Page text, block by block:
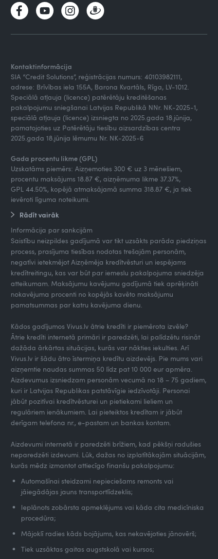
Kontaktinformācija
SIA “Credit Solutions”, reģistrācijas numurs: 40103982111,
adrese: Brīvības iela 155A, Barona Kvartāls, Rīga, LV-1012.
Speciālā atļauja (licence) patērētāju kreditēšanas
pakalpojumu sniegšanai Latvijas Republikā NNr. NK-2025-1,
speciālā atļauja (licence) izsniegta no 2025.gada 18.jūnija,
pamatojoties uz Patērētāju tiesību aizsardzības centra
2025.gada 18.jūnija lēmumu Nr. NK-2025-6
Gada procentu likme (GPL)
Uzskatāms piemērs: Aizņemoties 300 € uz 3 mēnešiem,
procentu maksājums 18.87 €, aizņēmuma likme 37.37%,
GPL 44.50%, kopējā atmaksājamā summa 318.87 €, ja tiek
ievēroti līguma noteikumi.
Rādīt vairāk
Informācija par sankcijām
Saistību neizpildes gadījumā var tikt uzsākts parāda piedziņas
process, prasījuma tiesības nodotas trešajām personām,
negatīvi ietekmējot Aizņēmēja kredītvēsturi un iespējams
kredītreitingu, kas var būt par iemeslu pakalpojuma sniedzēja
atteikumam. Maksājumu kavējumu gadījumā tiek aprēķināti
nokavējuma procenti no kopējās kavēto maksājumu
pamatsummas par katru kavējuma dienu.
Kādos gadījumos Vivus.lv ātrie kredīti ir piemērota izvēle?
Ātrie kredīti internetā primāri ir paredzēti, lai palīdzētu risināt
dažāda ārkārtas situācijas, kurās var nākties iekulties. Arī
Vivus.lv ir šādu ātro īstermiņa kredītu aizdevējs. Pie mums vari
aizņemtie naudas summas 50 līdz pat 10 000 eur apmēra.
Aizdevumus izsniedzam personām vecumā no 18 – 75 gadiem,
kuri ir Latvijas Republikas patstāvīgie iedzīvotāji. Personai
jābūt pozitīvai kredītvēsturei un pietiekami lieliem un
regulāriem ienākumiem. Lai pieteiktos kredītam ir jābūt
derīgam telefona nr., e-pastam un bankas kontam.
Aizdevumi internetā ir paredzēti brīžiem, kad pēkšņi radušies
neparedzēti izdevumi. Lūk, dažas no izplatītākajām situācijām,
kurās mēdz izmantot attiecīgo finanšu pakalpojumu:
Automašīnai steidzami nepieciešams remonts vai
jāiegādājas jauns transportlīdzeklis;
Ieplānots zobārsta apmeklējums vai kāda cita medicīniska
procedūra;
Mājoklī radies kāds bojājums, kas nekavējoties jānovērš;
Tiek uzsāktas gaitas augstskolā vai kursos;